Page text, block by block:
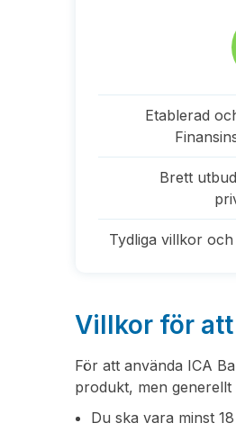
Etablerad
Brett
Tydliga villkor
Villkor för att
För att använda ICA
produkt, men generellt
Du ska vara minst